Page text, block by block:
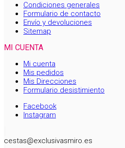
Condiciones generales
Formulario de contacto
Envío y devoluciones
Sitemap
MI CUENTA
Mi cuenta
Mis pedidos
Mis Direcciones
Formulario desistimiento
Facebook
Instagram
cestas@exclusivasmiro.es